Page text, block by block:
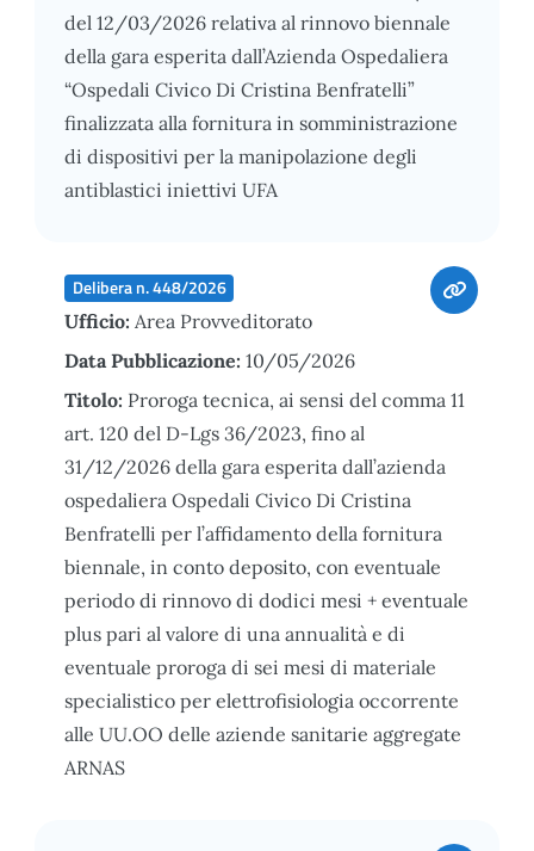
del 12/03/2026 relativa al rinnovo biennale
della gara esperita dall’Azienda Ospedaliera
“Ospedali Civico Di Cristina Benfratelli”
finalizzata alla fornitura in somministrazione
di dispositivi per la manipolazione degli
antiblastici iniettivi UFA
Delibera n. 448/2026
Ufficio: Area Provveditorato
Data Pubblicazione: 10/05/2026
Titolo: Proroga tecnica, ai sensi del comma 11
art. 120 del D-Lgs 36/2023, fino al
31/12/2026 della gara esperita dall’azienda
ospedaliera Ospedali Civico Di Cristina
Benfratelli per l’affidamento della fornitura
biennale, in conto deposito, con eventuale
periodo di rinnovo di dodici mesi + eventuale
plus pari al valore di una annualità e di
eventuale proroga di sei mesi di materiale
specialistico per elettrofisiologia occorrente
alle UU.OO delle aziende sanitarie aggregate
ARNAS